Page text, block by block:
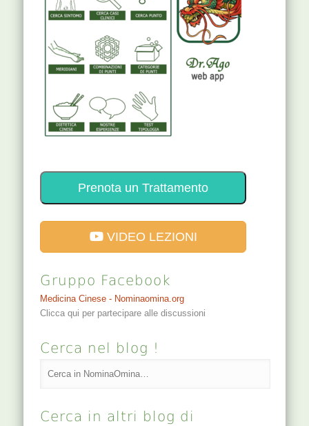
Prenota un Trattamento
VIDEO LEZIONI
Gruppo Facebook
Medicina Cinese - Nominaomina.org
Clicca qui per partecipare alle discussioni
Cerca nel blog !
Cerca in altri blog di